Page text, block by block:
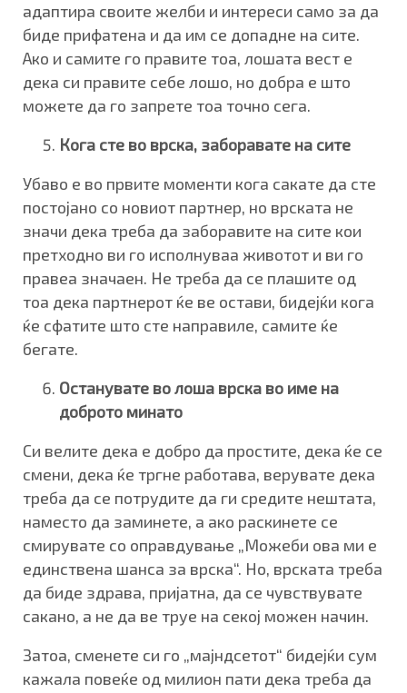
адаптира своите желби и интереси само за да
биде прифатена и да им се допадне на сите.
Ако и самите го правите тоа, лошата вест е
дека си правите себе лошо, но добра е што
можете да го запрете тоа точно сега.
Кога сте во врска, заборавате на сите
Убаво е во првите моменти кога сакате да сте
постојано со новиот партнер, но врската не
значи дека треба да заборавите на сите кои
претходно ви го исполнуваа животот и ви го
правеа значаен. Не треба да се плашите од
тоа дека партнерот ќе ве остави, бидејќи кога
ќе сфатите што сте направиле, самите ќе
бегате.
Останувате во лоша врска во име на
доброто минато
Си велите дека е добро да простите, дека ќе се
смени, дека ќе тргне работава, верувате дека
треба да се потрудите да ги средите нештата,
наместо да заминете, а ако раскинете се
смирувате со оправдување „Можеби ова ми е
единствена шанса за врска“. Но, врската треба
да биде здрава, пријатна, да се чувствувате
сакано, а не да ве труе на секој можен начин.
Затоа, сменете си го „мајндсетот“ бидејќи сум
кажала повеќе од милион пати дека треба да